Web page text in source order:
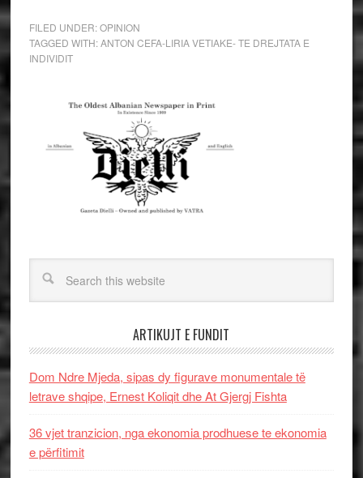
FILED UNDER:OPINION
TAGGED WITH:ANTON CEFA-LIRIA VETIAKE- TE DREJTATA E
INDIVIDIT
ARTIKUJT E FUNDIT
Dom Ndre Mjeda, sipas dy figurave monumentale të
letrave shqipe, Ernest Koliqit dhe At Gjergj Fishta
36 vjet tranzicion, nga ekonomia prodhuese te ekonomia
e përfitimit